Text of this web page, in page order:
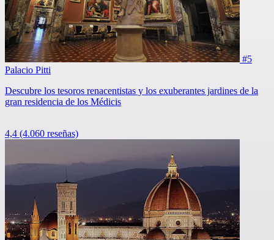
#5
Palacio Pitti
Descubre los tesoros renacentistas y los exuberantes jardines de la
gran residencia de los Médicis
4,4 (4.060 reseñas)